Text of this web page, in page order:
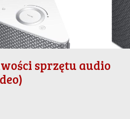
sprzętu audio